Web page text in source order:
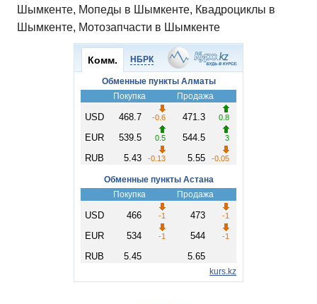
Шымкенте, Мопеды в Шымкенте, Квадроциклы в
Шымкенте, Мотозапчасти в Шымкенте